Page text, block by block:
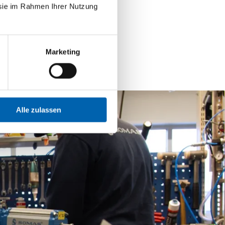
im Rahmen Ihrer Nutzung
Marketing
Alle zulassen